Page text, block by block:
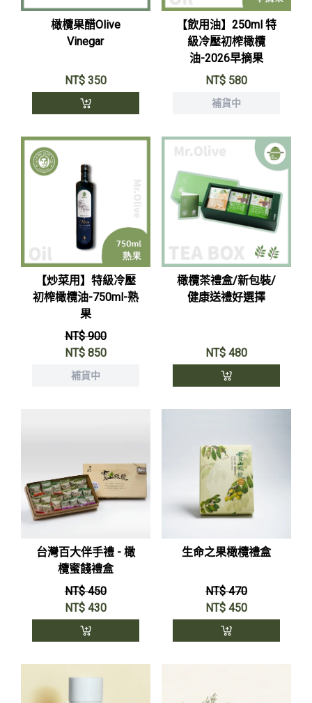
橄欖果醋Olive
Vinegar
NT$350
【飲用油】250ml 特
級冷壓初榨橄欖
油-2026早摘果
NT$ 580
補貨中
【炒菜用】特級冷壓
初榨橄欖油-750ml-熟
果
NT$ 900
NT$850
補貨中
橄欖茶禮盒/新包裝/
健康送禮好選擇
NT$ 480
台灣百大伴手禮 - 橄
欖蜜餞禮盒
NT$ 450
NT$430
生命之果橄欖禮盒
NT$ 470
NT$ 450